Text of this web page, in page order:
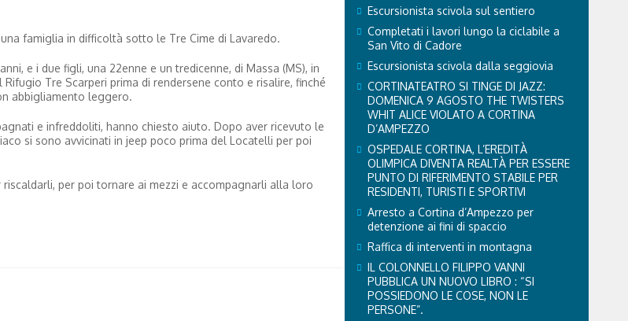
famiglia in difficoltà sotto le Tre Cime di Lavaredo.
e i due figli, una 22enne e un tredicenne, di Massa (MS), in
Tre Scarperi prima di rendersene conto e risalire, finché
abbigliamento leggero.
e infreddoliti, hanno chiesto aiuto. Dopo aver ricevuto le
si sono avvicinati in jeep poco prima del Locatelli per poi
per poi tornare ai mezzi e accompagnarli alla loro
Escursionista scivola sul sentiero
Completati i lavori lungo la ciclabile a
San Vito di Cadore
Escursionista scivola dalla seggiovia
CORTINATEATRO SI TINGE DI JAZZ:
DOMENICA 9 AGOSTO THE TWISTERS
WHIT ALICE VIOLATO A CORTINA
D’AMPEZZO
OSPEDALE CORTINA, L’EREDITÀ
OLIMPICA DIVENTA REALTÀ PER ESSERE
PUNTO DI RIFERIMENTO STABILE PER
RESIDENTI, TURISTI E SPORTIVI
Arresto a Cortina d’Ampezzo per
detenzione ai fini di spaccio
Raffica di interventi in montagna
IL COLONNELLO FILIPPO VANNI
PUBBLICA UN NUOVO LIBRO : “SI
POSSIEDONO LE COSE, NON LE
PERSONE”.